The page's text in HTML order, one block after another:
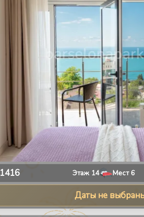
1416 Этаж 14 Мест 6
Даты не